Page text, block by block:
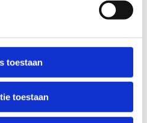
toestaan
toestaan